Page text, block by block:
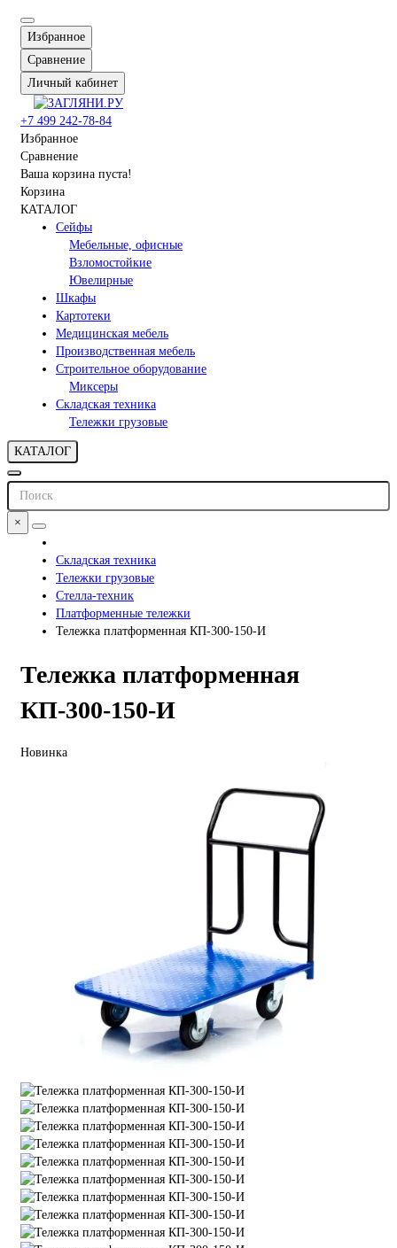
Избранное
Сравнение
Личный кабинет
+7 499 242-78-84
Избранное
Сравнение
Ваша корзина пуста!
Корзина
КАТАЛОГ
Сейфы
Мебельные, офисные
Взломостойкие
Ювелирные
Шкафы
Картотеки
Медицинская мебель
Производственная мебель
Строительное оборудование
Миксеры
Складская техника
Тележки грузовые
КАТАЛОГ
×
Складская техника
Тележки грузовые
Стелла-техник
Платформенные тележки
Тележка платформенная КП-300-150-И
Тележка платформенная
КП-300-150-И
Новинка